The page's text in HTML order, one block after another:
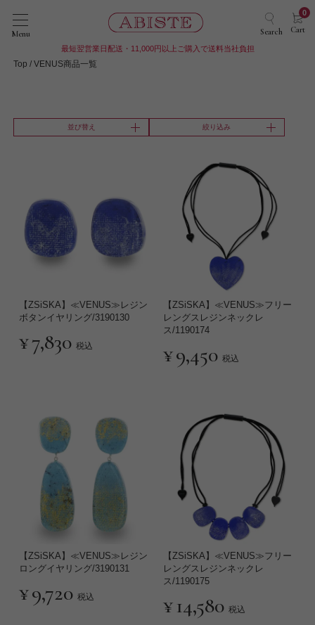
Menu Search Cart
0
最短翌営業日配送・11,000円以上ご購入で送料当社負担
Top VENUS商品一覧
並び替え 絞り込み
【ZSiSKA】≪VENUS≫レジン
ボタンイヤリング/3190130
¥7,830 税込
【ZSiSKA】≪VENUS≫フリー
レングスレジンネックレ
ス/1190174
¥9,450 税込
【ZSiSKA】≪VENUS≫レジン
ロングイヤリング/3190131
¥9,720 税込
【ZSiSKA】≪VENUS≫フリー
レングスレジンネックレ
ス/1190175
¥14,580 税込